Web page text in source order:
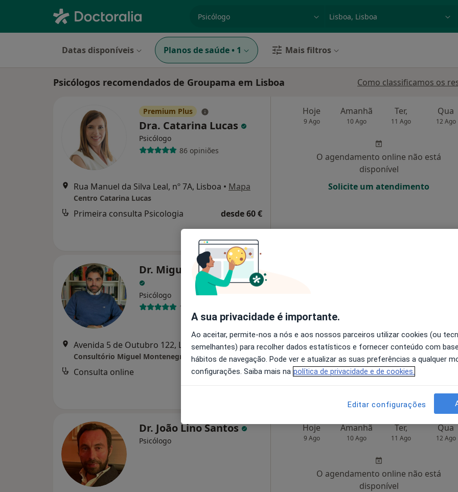
especialidade, doença ou nome
Datas disponíveis Planos de saúde • 1 Mais filtros
Psicólogos recomendados de Groupama em Lisboa Como classificamos os
Premium Plus
Dra. Catarina Lucas
Psicólogo
86 opiniões
Rua Manuel da Silva Leal, nº 7A, Lisboa • Mapa
Centro Catarina Lucas
Primeira consulta Psicologia desde 60 €
Hoje
9 Ago
Amanhã
10 Ago
Ter,
11 Ago
Qua
12 Ago
O agendamento online não está
disponível
Solicite um atendimento
Dr. Miguel Montenegro
Psicólogo
13 opiniões
Avenida 5 de Outubro 122, Lisboa •Mapa
Consultório Miguel Montenegro
Consulta online 65 €
O agendamento online não está
Solicite um atendimento
Dr. João Lino Santos
Psicólogo
Hoje
9 Ago
Amanhã
10 Ago
Ter,
11 Ago
Qua
12 Ago
O agendamento online não está
disponível
A sua privacidade é importante.
Ao aceitar, permite-nos a nós e aos nossos parceiros utilizar cookies (ou
semelhantes) para recolher dados estatísticos e fornecer conteúdo com
hábitos de navegação. Pode ver e atualizar as suas preferências a qualquer
configurações. Saiba mais na política de privacidade e de cookies.
Editar configurações